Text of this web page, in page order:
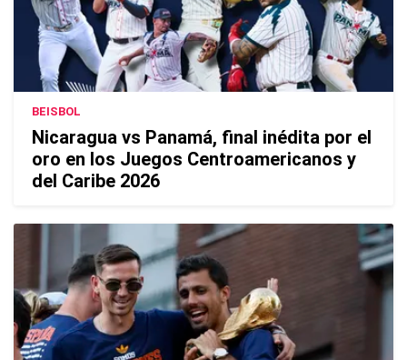
BEISBOL
Nicaragua vs Panamá, final inédita por el
oro en los Juegos Centroamericanos y
del Caribe 2026